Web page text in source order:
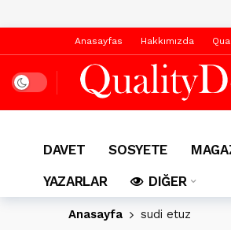
Anasayfas Hakkımızda
Dark mode
DAVET SOSYETE
YAZARLAR
DIĞER
Anasayfa sudi etuz